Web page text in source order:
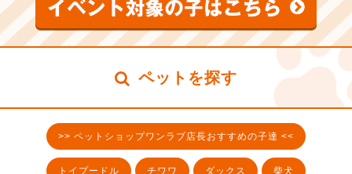
ペットを探す
>> ペットショップワンラブ店長おすすめの子達 <<
トイプードル チワワ ダックス 柴犬